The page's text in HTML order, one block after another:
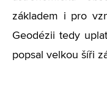
základem i pro
Geodézii tedy
popsal velkou šíři